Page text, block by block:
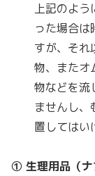
上記のよう
った場合は
すが、それ
物、またオ
物などを流
ませんし、
置してはい
① 生理用品（ナ